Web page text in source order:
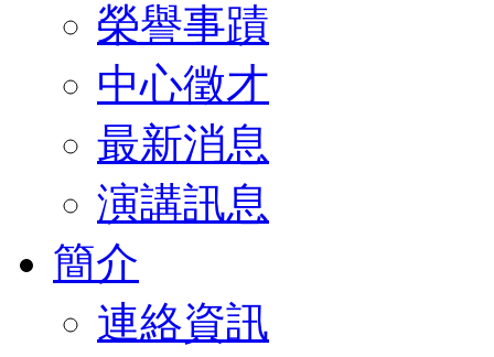
榮譽事蹟
中心徵才
最新消息
演講訊息
簡介
連絡資訊